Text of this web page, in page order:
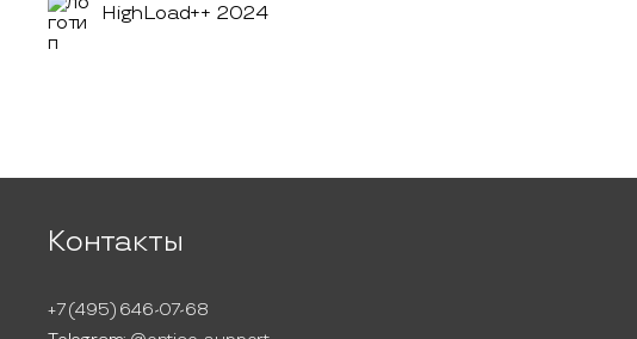
HighLoad++ 2024
Контакты
+7 (495) 646-07-68